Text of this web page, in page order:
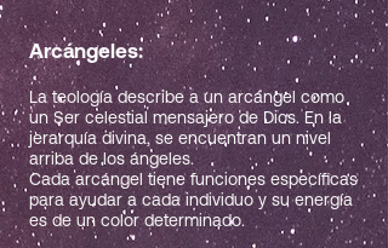
Arcángeles:
La teología describe a un arcángel como
un Ser celestial mensajero de Dios. En la
jerarquía divina, se encuentran un nivel
arriba de los ángeles.
Cada arcángel tiene funciones específicas
para ayudar a cada individuo y su energía
es de un color determinado.